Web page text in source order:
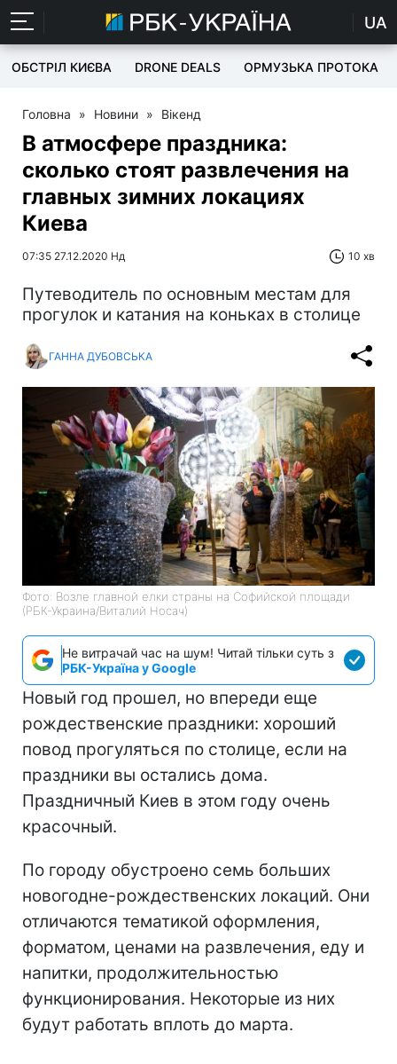
UA
ОБСТРІЛ КИЄВА DRONE DEALS ОРМУЗЬКА ПРОТОКА
Головна » Новини » Вікенд
В атмосфере праздника:
сколько стоят развлечения на
главных зимних локациях
Киева
07:35 27.12.2020 Нд 10 хв
Путеводитель по основным местам для
прогулок и катания на коньках в столице
ГАННА ДУБОВСЬКА
Фото: Возле главной елки страны на Софийской площади
(РБК-Украина/Виталий Носач)
Не витрачай час на шум! Читай тільки суть з
РБК-Україна у Google
Новый год прошел, но впереди еще
рождественские праздники: хороший
повод прогуляться по столице, если на
праздники вы остались дома.
Праздничный Киев в этом году очень
красочный.
По городу обустроено семь больших
новогодне-рождественских локаций. Они
отличаются тематикой оформления,
форматом, ценами на развлечения, еду и
напитки, продолжительностью
функционирования. Некоторые из них
будут работать вплоть до марта.